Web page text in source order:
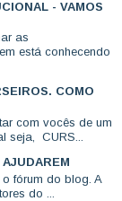
- VAMOS
as
está conhecendo
COMO
com vocês de um
seja, CURS...
fórum do blog. A
do ...